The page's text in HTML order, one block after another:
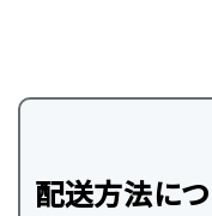
配送方法に